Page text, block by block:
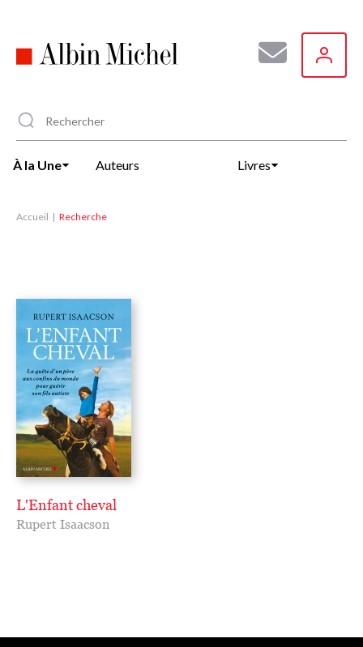
principal
À la Une Auteurs Livres
Accueil Recherche
L'Enfant cheval
Rupert Isaacson